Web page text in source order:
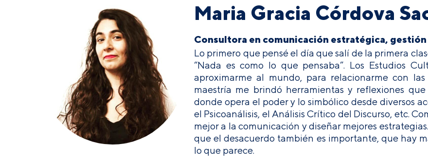
Maria Gracia Córdova
Consultora en comunicación estratégica,
Lo primero que pensé el día que salí de la primera
“Nada es como lo que pensaba”. Los Estudios
aproximarme al mundo, para relacionarme con
maestría me brindó herramientas y reflexiones
donde opera el poder y lo simbólico desde diversos
el Psicoanálisis, el Análisis Crítico del Discurso, etc.
mejor a la comunicación y diseñar mejores
que el desacuerdo también es importante, que hay
lo que parece.